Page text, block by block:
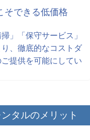
そできる低価格
」「保守サービス」
、徹底的なコストダ
提供を可能にしてい
タルのメリット